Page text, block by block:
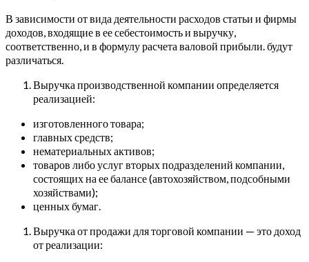
В зависимости от вида деятельности расходов статьи и фирмы
доходов, входящие в ее себестоимость и выручку,
соответственно, и в формулу расчета валовой прибыли. будут
различаться.
Выручка производственной компании определяется
реализацией:
изготовленного товара;
главных средств;
нематериальных активов;
товаров либо услуг вторых подразделений компании,
состоящих на ее балансе (автохозяйством, подсобными
хозяйствами);
ценных бумаг.
Выручка от продажи для торговой компании — это доход
от реализации: